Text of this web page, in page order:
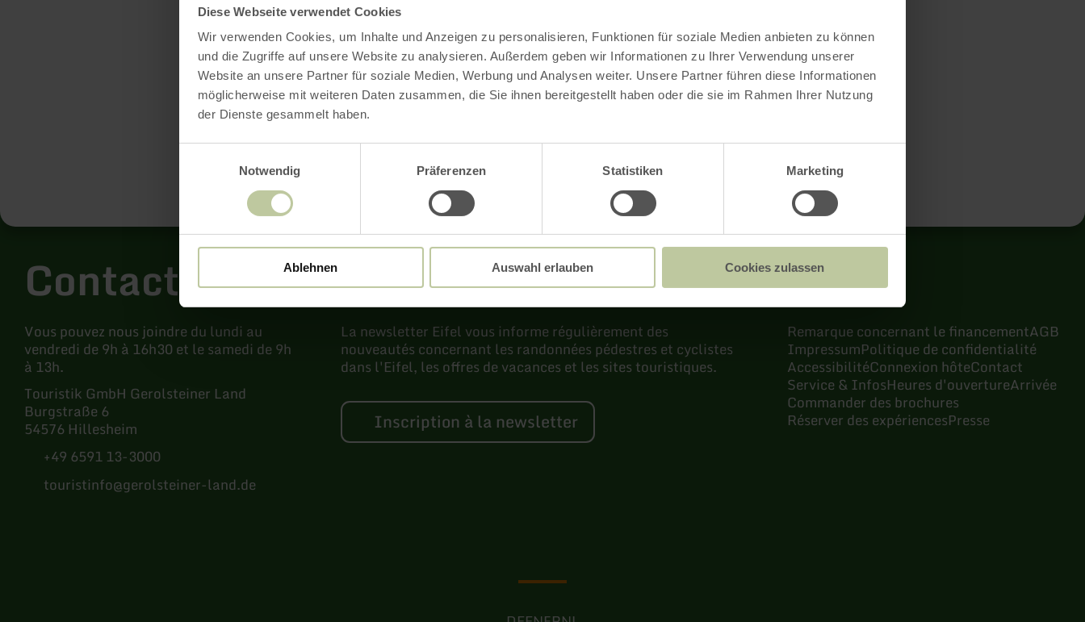
Diese Webseite verwendet Cookies
Wir verwenden Cookies, um Inhalte und Anzeigen zu personalisieren, Funktionen für soziale Medien anbieten zu können
und die Zugriffe auf unsere Website zu analysieren. Außerdem geben wir Informationen zu Ihrer Verwendung unserer
Website an unsere Partner für soziale Medien, Werbung und Analysen weiter. Unsere Partner führen diese Informationen
möglicherweise mit weiteren Daten zusammen, die Sie ihnen bereitgestellt haben oder die sie im Rahmen Ihrer Nutzung
der Dienste gesammelt haben.
Notwendig
Präferenzen Statistiken Marketing
Ablehnen Auswahl erlauben Cookies zulassen
De nombreux animaux vivent dans la forêt. Avec un peu de chance, tu
pourras découvrir leurs traces dans la terre humide.
Suis les traces d'animaux ! À quel animal penses-tu qu'elles mènent ?
Contact
Vous pouvez nous joindre du lundi au
vendredi de 9h à 16h30 et le samedi de 9h
à 13h.
Touristik GmbH Gerolsteiner Land
Burgstraße 6
54576 Hillesheim
+49 6591 13-3000
touristinfo@gerolsteiner-land.de
Newsletter
La newsletter Eifel vous informe régulièrement des
nouveautés concernant les randonnées pédestres et cyclistes
dans l'Eifel, les offres de vacances et les sites touristiques.
Inscription à la newsletter
Remarque concernant le financementAGB
ImpressumPolitique de confidentialité
AccessibilitéConnexion hôteContact
Service & InfosHeures d'ouvertureArrivée
Commander des brochures
Réserver des expériencesPresse